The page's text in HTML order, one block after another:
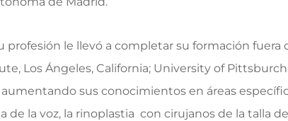
le llevó a completar su formación
Los Ángeles, California; University of
sus conocimientos en áreas
de la voz, la rinoplastia con cirujanos de la talla